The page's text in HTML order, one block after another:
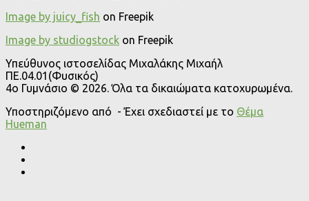
Image by juicy_fish on Freepik
Image by studiogstock on Freepik
Υπεύθυνος ιστοσελίδας Μιχαλάκης Μιχαήλ
ΠΕ.04.01(Φυσικός)
4o Γυμνάσιο © 2026. Όλα τα δικαιώματα κατοχυρωμένα.
Υποστηριζόμενο από - Έχει σχεδιαστεί με το Θέμα
Ηueman